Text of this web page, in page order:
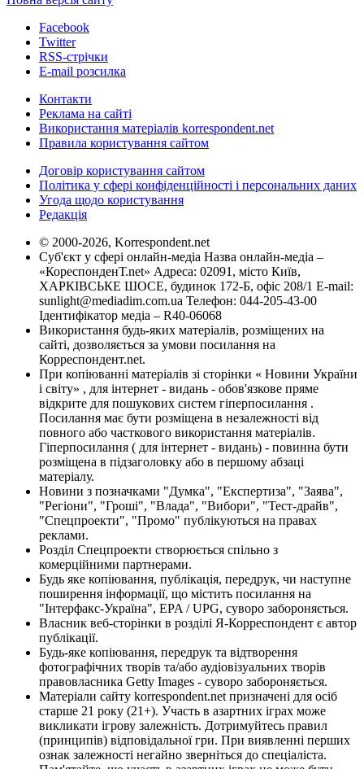
Facebook
Twitter
RSS-стрічки
E-mail розсилка
Контакти
Реклама на сайті
Використання матеріалів korrespondent.net
Правила користування сайтом
Договір користування сайтом
Політика у сфері конфіденційності і персональних даних
Угода щодо користування
Редакція
© 2000-2026, Korrespondent.net
Суб'єкт у сфері онлайн-медіа Назва онлайн-медіа –
«КореспонденТ.net» Адреса: 02091, місто Київ,
ХАРКІВСЬКЕ ШОСЕ, будинок 172-Б, офіс 208/1 E-mail:
sunlight@mediadim.com.ua Телефон: 044-205-43-00
Ідентифікатор медіа – R40-06068
Використання будь-яких матеріалів, розміщених на
сайті, дозволяється за умови посилання на
Корреспондент.net.
При копіюванні матеріалів зі сторінки « Новини України
і світу» , для інтернет - видань - обов'язкове пряме
відкрите для пошукових систем гіперпосилання .
Посилання має бути розміщена в незалежності від
повного або часткового використання матеріалів.
Гіперпосилання ( для інтернет - видань) - повинна бути
розміщена в підзаголовку або в першому абзаці
матеріалу.
Новини з позначками "Думка", "Експертиза", "Заява",
"Регіони", "Гроші", "Влада", "Вибори", "Тест-драйв",
"Спецпроекти", "Промо" публікуються на правах
реклами.
Розділ Спецпроекти створюється спільно з
комерційними партнерами.
Будь яке копіювання, публікація, передрук, чи наступне
поширення інформації, що містить посилання на
"Інтерфакс-Україна", EPA / UPG, суворо забороняється.
Власник веб-сторінки в розділі Я-Корреспондент є автор
публікації.
Будь-яке копіювання, передрук та відтворення
фотографічних творів та/або аудіовізуальних творів
правовласника Getty Images - суворо забороняється.
Матеріали сайту korrespondent.net призначені для осіб
старше 21 року (21+). Участь в азартних іграх може
викликати ігрову залежність. Дотримуйтесь правил
(принципів) відповідальної гри. При виявленні перших
ознак залежності негайно зверніться до спеціаліста.